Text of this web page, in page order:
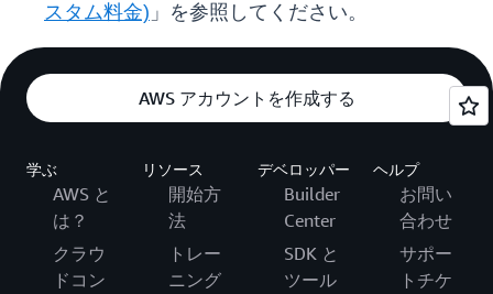
スタム料金) 」を参照してください。
AWS アカウントを作成する
学ぶ
AWS と
は？
クラウ
ドコン
リソース
開始方
法
トレー
ニング
デベロッパー
Builder
Center
SDK と
ツール
ヘルプ
お問い
合わせ
サポー
トチケ